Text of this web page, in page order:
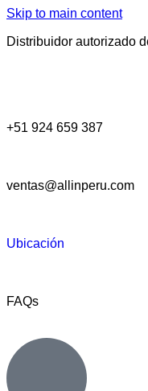
Skip to main content
Distribuidor autorizado
+51 924 659 387
ventas@allinperu.com
Ubicación
FAQs